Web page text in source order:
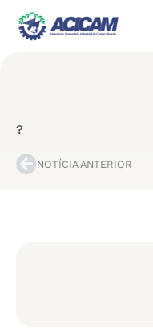
?
NOTÍCIA ANTERIOR